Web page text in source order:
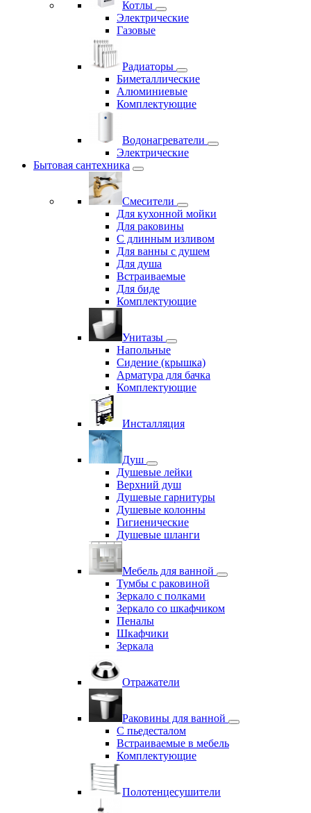
Котлы
Электрические
Газовые
Радиаторы
Биметаллические
Алюминиевые
Комплектующие
Водонагреватели
Электрические
Бытовая сантехника
Смесители
Для кухонной мойки
Для раковины
С длинным изливом
Для ванны с душем
Для душа
Встраиваемые
Для биде
Комплектующие
Унитазы
Напольные
Сидение (крышка)
Арматура для бачка
Комплектующие
Инсталляция
Душ
Душевые лейки
Верхний душ
Душевые гарнитуры
Душевые колонны
Гигиенические
Душевые шланги
Мебель для ванной
Тумбы с раковиной
Зеркало с полками
Зеркало со шкафчиком
Пеналы
Шкафчики
Зеркала
Отражатели
Раковины для ванной
С пьедесталом
Встраиваемые в мебель
Комплектующие
Полотенцесушители